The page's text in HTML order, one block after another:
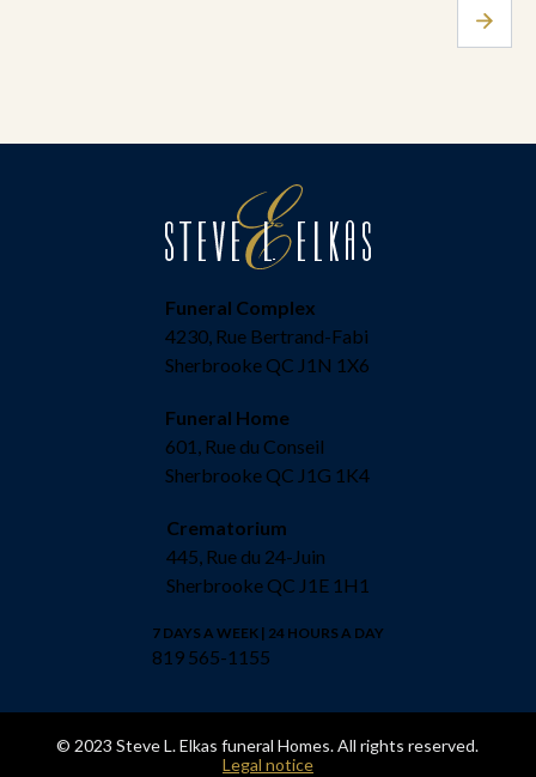
Funeral Complex
4230, Rue Bertrand-Fabi
Sherbrooke QC J1N 1X6
Funeral Home
601, Rue du Conseil
Sherbrooke QC J1G 1K4
Crematorium
445, Rue du 24-Juin
Sherbrooke QC J1E 1H1
7 DAYS A WEEK | 24 HOURS A DAY
819 565-1155
© 2023 Steve L. Elkas funeral Homes. All rights reserved.
Legal notice